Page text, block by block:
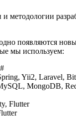
методологии
появляются
мы используем:
Yii2, Laravel,
MongoDB,
Flutter